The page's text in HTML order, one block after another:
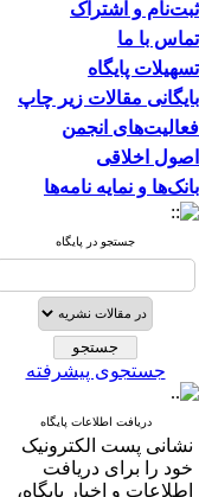
ثبت‌نام و اشتراک
تماس با ما
تسهیلات پایگاه
بایگانی مقالات زیر چاپ
فعالیت‌های انجمن
اصول اخلاقی
بانک‌ها و نمایه نامه‌ها
جستجو در پایگاه
جستجوی پیشرفته
دریافت اطلاعات پایگاه
نشانی پست الکترونیک
خود را برای دریافت
اطلاعات و اخبار پایگاه،